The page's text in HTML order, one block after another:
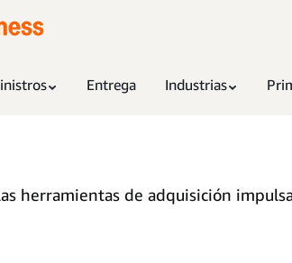
Entrega Industrias
herramientas de adquisición